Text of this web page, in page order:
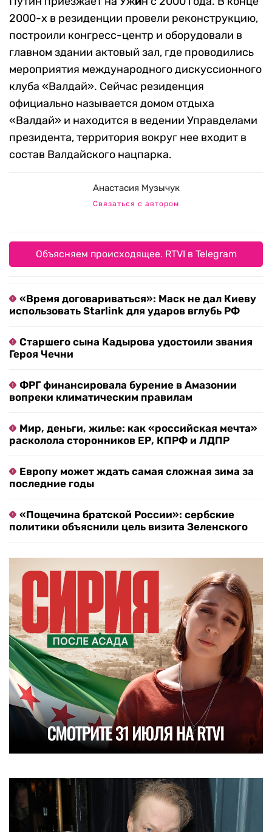
2000-х в резиденции провели реконструкцию,
построили конгресс-центр и оборудовали в
главном здании актовый зал, где проводились
мероприятия международного дискуссионного
клуба «Валдай». Сейчас резиденция
официально называется домом отдыха
«Валдай» и находится в ведении Управделами
президента, территория вокруг нее входит в
состав Валдайского нацпарка.
Анастасия Музычук
Связаться с автором
Объясняем происходящее. RTVI в Telegram
«Время договариваться»: Маск не дал Киеву
использовать Starlink для ударов вглубь РФ
Старшего сына Кадырова удостоили звания
Героя Чечни
ФРГ финансировала бурение в Амазонии
вопреки климатическим правилам
Мир, деньги, жилье: как «российская мечта»
расколола сторонников ЕР, КПРФ и ЛДПР
Европу может ждать самая сложная зима за
последние годы
«Пощечина братской России»: сербские
политики объяснили цель визита Зеленского